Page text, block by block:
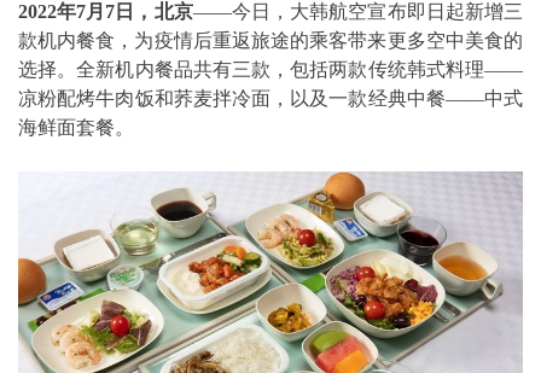
2022年7月7日，北京——今日，大韩航空宣布即日起新增三
款机内餐食，为疫情后重返旅途的乘客带来更多空中美食的
选择。全新机内餐品共有三款，包括两款传统韩式料理——
凉粉配烤牛肉饭和荞麦拌冷面，以及一款经典中餐——中式
海鲜面套餐。